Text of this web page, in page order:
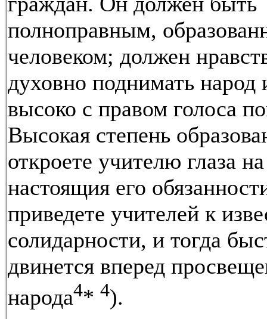
полноправным,
человеком; должен
духовно поднимать народ
высоко с правом голоса
Высокая степень
откроете учителю глаза на
настоящия его
приведете учителей к
солидарности, и тогда
двинется вперед
народа4* 4).